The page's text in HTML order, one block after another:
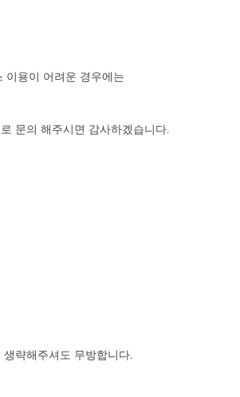
이용이 어려운 경우에는
문의 해주시면 감사하겠습니다.
생략해주셔도 무방합니다.